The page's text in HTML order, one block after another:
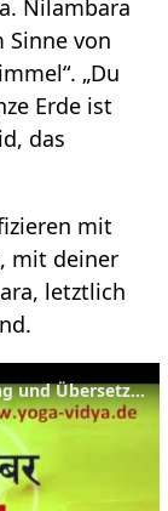
Nilambara
Sinne von
„Du
Erde ist
das
mit
mit deiner
letztlich
Spiritueller Name Nilambara - Bedeutung und Übersetzung aus dem Sanskrit